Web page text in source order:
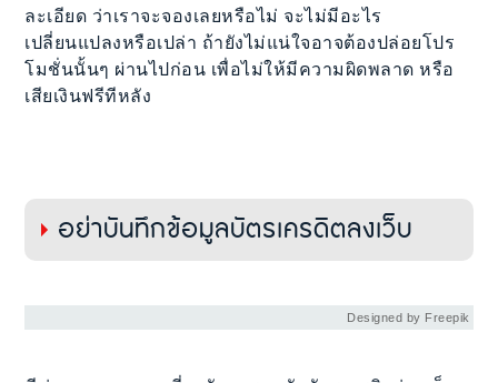
ละเอียด ว่าเราจะจองเลยหรือไม่ จะไม่มีอะไร
เปลี่ยนแปลงหรือเปล่า ถ้ายังไม่แน่ใจอาจต้องปล่อยโปร
โมชั่นนั้นๆ ผ่านไปก่อน เพื่อไม่ให้มีความผิดพลาด หรือ
เสียเงินฟรีทีหลัง
อย่าบันทึกข้อมูลบัตรเครดิตลงเว็บ
Designed by Freepik